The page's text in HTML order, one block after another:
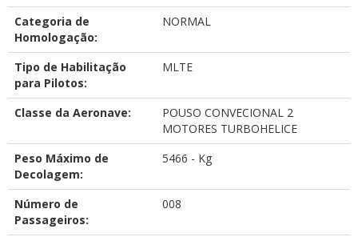
Categoria de
Homologação:
NORMAL
Tipo de Habilitação
para Pilotos:
MLTE
Classe da Aeronave:
POUSO CONVECIONAL 2
MOTORES TURBOHELICE
Peso Máximo de
Decolagem:
5466 - Kg
Número de
Passageiros:
008